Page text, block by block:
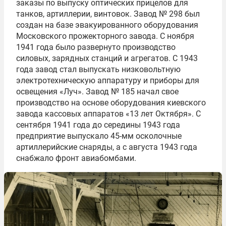
заказы по выпуску оптических прицелов для
танков, артиллерии, винтовок. Завод № 298 был
создан на базе эвакуированного оборудования
Московского прожекторного завода. С ноября
1941 года было развернуто производство
силовых, зарядных станций и агрегатов. С 1943
года завод стал выпускать низковольтную
электротехническую аппаратуру и приборы для
освещения «Луч». Завод № 185 начал свое
производство на основе оборудования киевского
завода кассовых аппаратов «13 лет Октября». С
сентября 1941 года до середины 1943 года
предприятие выпускало 45-мм осколочные
артиллерийские снаряды, а с августа 1943 года
снабжало фронт авиабомбами.